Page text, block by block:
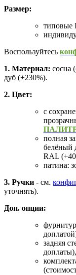
Размер:
типовые
Воспользуйтесь
1. Материал: сосна
дуб (+230%).
2. Цвет:
с
полная
белёный
RAL
патина:
3. Ручки - см.
уточнять).
Доп. опции:
задняя